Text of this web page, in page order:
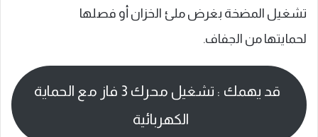
تشغيل المضخة بغرض ملئ الخزان أو فصلها
لحمايتها من الجفاف.
قد يهمك : تشغيل محرك 3 فاز مع الحماية
الكهربائية